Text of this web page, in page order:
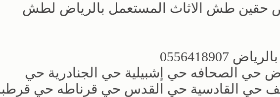
حقين طش الاثاث المستعمل بالرياض لطش
حي الصحافه حي إشبيلية حي الجنادرية حي
حي القادسية حي القدس حي قرناطه حي